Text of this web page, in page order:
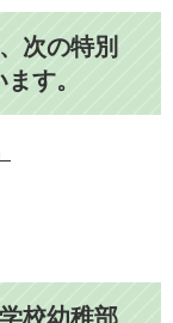
次の特別
す。
校幼稚部